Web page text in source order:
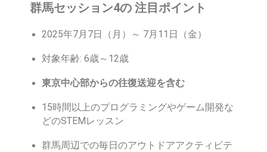
群馬セッション4の 注目ポイント
2025年7月7日（月）～ 7月11日（金）
対象年齢: 6歳～12歳
東京中心部からの往復送迎を含む
15時間以上のプログラミングやゲーム開発な
どのSTEMレッスン
群馬周辺での毎日のアウトドアアクティビテ